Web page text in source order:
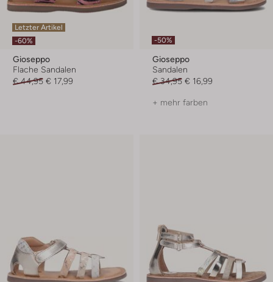
Letzter Artikel
-60%
Gioseppo
Flache Sandalen
€ 44,95 € 17,99
-50%
Gioseppo
Sandalen
€ 34,95 € 16,99
+ mehr farben